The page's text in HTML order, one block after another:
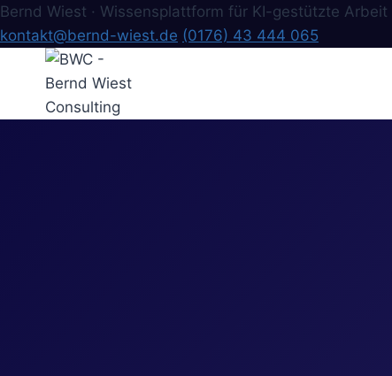
Bernd Wiest · Wissensplattform für KI-gestützte Arbeit
kontakt@bernd-wiest.de (0176) 43 444 065
springen